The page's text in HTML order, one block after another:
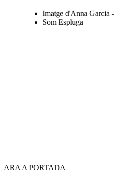
Imatge d'Anna Garcia -
Som Espluga
ARA A PORTADA